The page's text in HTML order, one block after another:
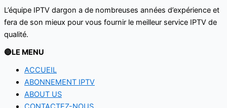
L’équipe IPTV dargon a de nombreuses années d’expérience et
fera de son mieux pour vous fournir le meilleur service IPTV de
qualité.‌‌‌‌‌
🔴LE MENU
ACCUEIL
ABONNEMENT IPTV
ABOUT US